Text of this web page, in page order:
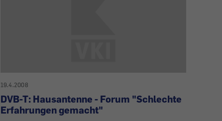
19.4.2008
DVB-T: Hausantenne - Forum "Schlechte
Erfahrungen gemacht"